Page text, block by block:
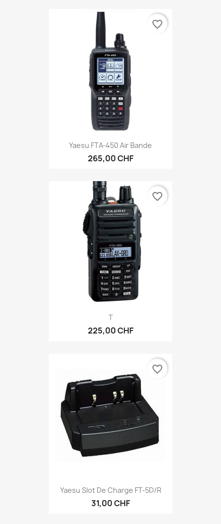
Yaesu FTA-450 Air Bande
265,00 CHF
favorite_border
T
225,00 CHF
favorite_border
Yaesu Slot De Charge FT-5D/R
31,00 CHF
favorite_border